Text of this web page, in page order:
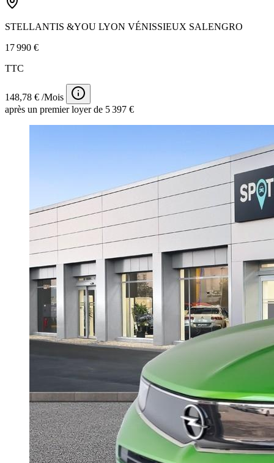
STELLANTIS &YOU LYON VÉNISSIEUX SALENGRO
17 990 €
TTC
148,78 € /Mois
après un premier loyer de 5 397 €